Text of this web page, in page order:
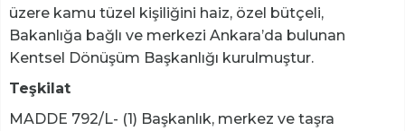
üzere kamu tüzel kişiliğini haiz, özel bütçeli,
Bakanlığa bağlı ve merkezi Ankara’da bulunan
Kentsel Dönüşüm Başkanlığı kurulmuştur.
Teşkilat
MADDE 792/L- (1) Başkanlık, merkez ve taşra